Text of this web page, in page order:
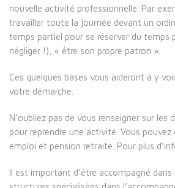
nouvelle activité professionnelle. Par
travailler toute la journée devant un
temps partiel pour se réserver du temps
négliger !), « être son propre patron ».
Ces quelques bases vous aideront à y
votre démarche.
N’oubliez pas de vous renseigner sur
pour reprendre une activité. Vous
emploi et pension retraite. Pour plus
Il est important d’être accompagné dans